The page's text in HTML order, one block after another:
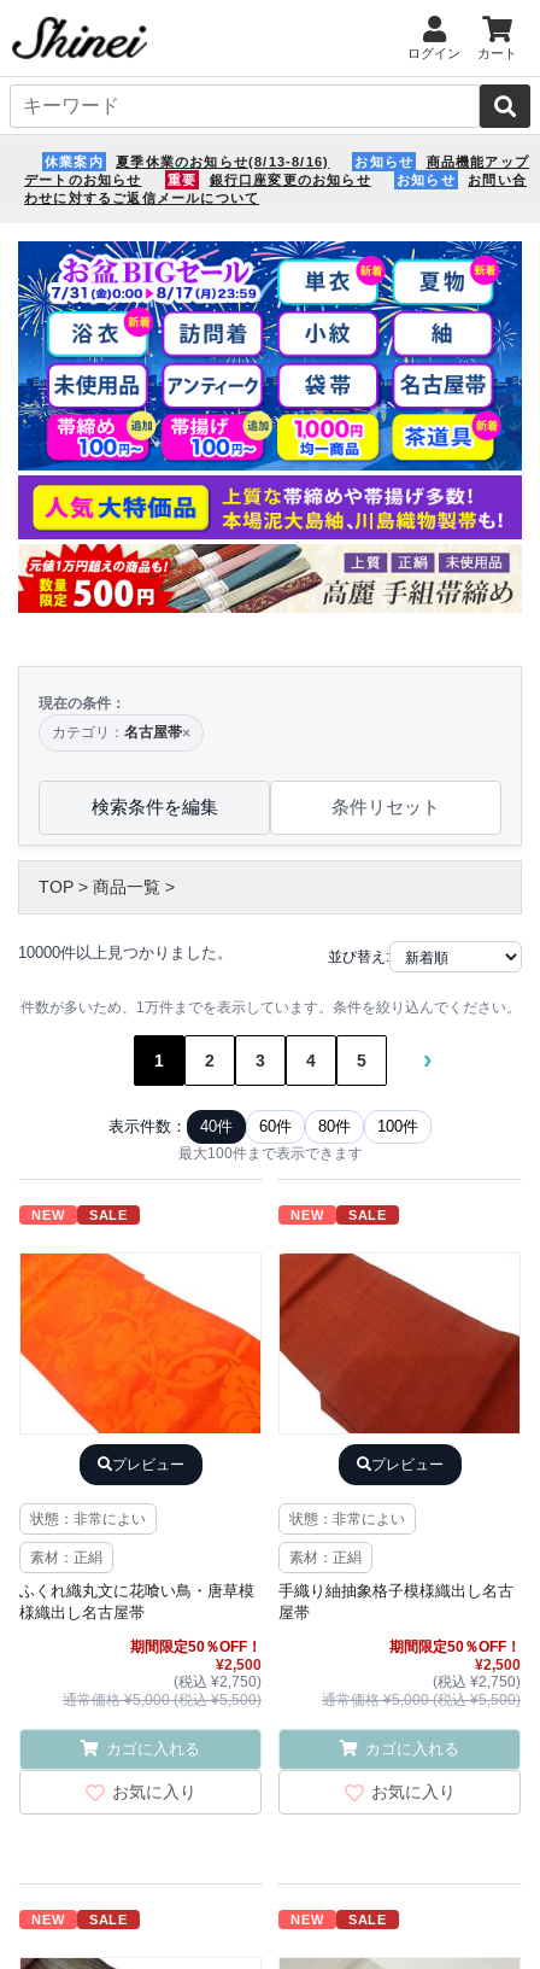
ログイン カート
休業案内 夏季休業のお知らせ(8/13-8/16) お知らせ
商品機能アップ
デートのお知らせ
重要 銀行口座変更のお知らせ お知らせ
お問い合
わせに対するご返信メールについて
現在の条件：
カテゴリ： 名古屋帯×
検索条件を編集 条件リセット
TOP > 商品一覧 >
10000件以上見つかりました。 並び替え:
件数が多いため、1万件までを表示しています。条件を絞り込んでください。
1 2 3 4 5 ›
表示件数： 40件 60件 80件 100件
最大100件まで表示できます
NEW SALE
プレビュー
状態：非常によい
素材：正絹
ふくれ織丸文に花喰い鳥・唐草模
様織出し名古屋帯
期間限定50％OFF！
¥2,500
(税込 ¥2,750)
通常価格 ¥5,000 (税込 ¥5,500)
カゴに入れる
お気に入り
NEW SALE
プレビュー
状態：非常によい
素材：正絹
手織り紬抽象格子模様織出し名古
屋帯
期間限定50％OFF！
¥2,500
(税込 ¥2,750)
通常価格 ¥5,000 (税込 ¥5,500)
カゴに入れる
お気に入り
NEW SALE NEW SALE